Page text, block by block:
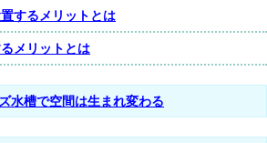
するメリットとは
メリットとは
水槽で空間は生まれ変わる